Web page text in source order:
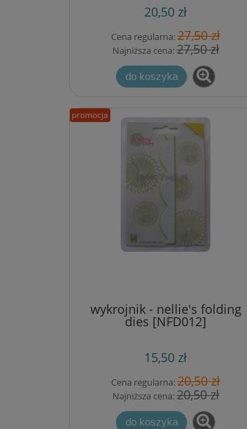
20,50 zł
Cena regularna:27,50 zł
Najniższa cena:27,50 zł
do koszyka
wykrojnik - nellie's folding
dies [NFD012]
15,50 zł
Cena regularna:20,50 zł
Najniższa cena:20,50 zł
do koszyka
promocja